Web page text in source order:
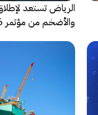
الرياض تستعد